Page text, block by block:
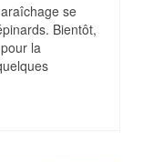
se
Bientôt,
la